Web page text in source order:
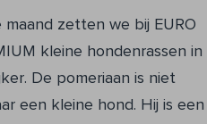
maand zetten we bij EURO
kleine hondenrassen in
De pomeriaan is niet
een kleine hond. Hij is een